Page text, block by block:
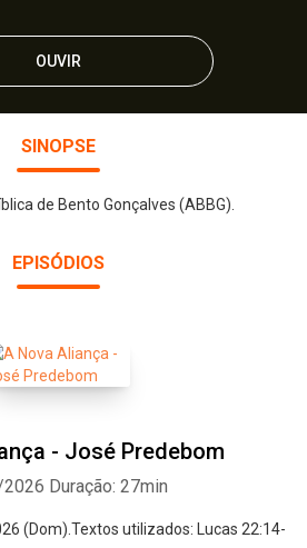
OUVIR
SINOPSE
de Bento Gonçalves (ABBG).
EPISÓDIOS
- José Predebom
Duração: 27min
(Dom).Textos utilizados: Lucas 22:14-